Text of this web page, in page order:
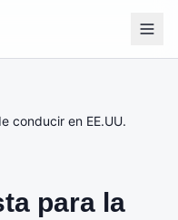
conducir en EE.UU.
para la